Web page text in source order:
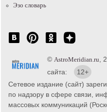
Эзо словарь
© AstroMeridian.ru,
сайта:
12+
Сетевое издание (сайт)
по надзору в сфере связи,
массовых коммуникаций